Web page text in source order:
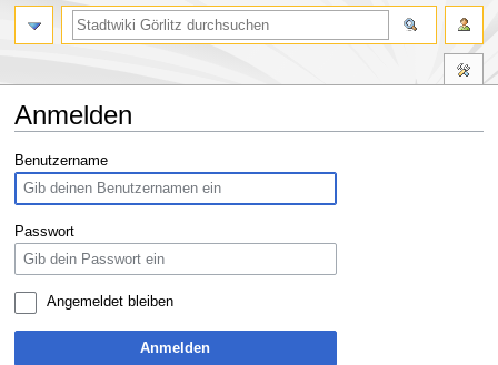
Anmelden
Zur
Navigation
springen
Zur
Suche
springen
Benutzername
Passwort
Angemeldet bleiben
Anmelden